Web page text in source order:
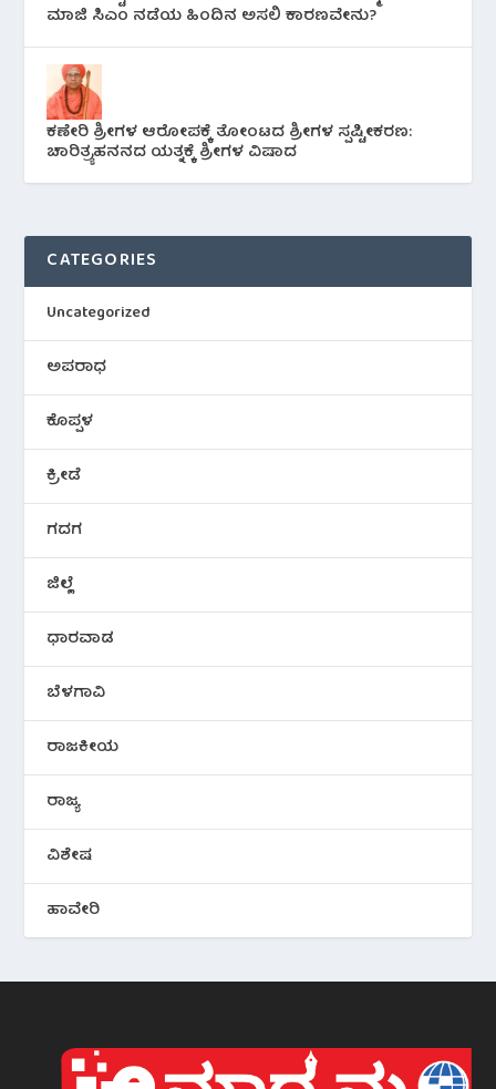
ಮಾಜಿ ಸಿಎಂ ನಡೆಯ ಹಿಂದಿನ ಅಸಲಿ ಕಾರಣವೇನು?
ಕಣೇರಿ ಶ್ರೀಗಳ ಆರೋಪಕ್ಕೆ ತೋಂಟದ ಶ್ರೀಗಳ ಸ್ಪಷ್ಟೀಕರಣ:
ಚಾರಿತ್ರ್ಯಹನನದ ಯತ್ನಕ್ಕೆ ಶ್ರೀಗಳ ವಿಷಾದ
CATEGORIES
Uncategorized
ಅಪರಾಧ
ಕೊಪ್ಪಳ
ಕ್ರೀಡೆ
ಗದಗ
ಜಿಲ್ಲೆ
ಧಾರವಾಡ
ಬೆಳಗಾವಿ
ರಾಜಕೀಯ
ರಾಜ್ಯ
ವಿಶೇಷ
ಹಾವೇರಿ